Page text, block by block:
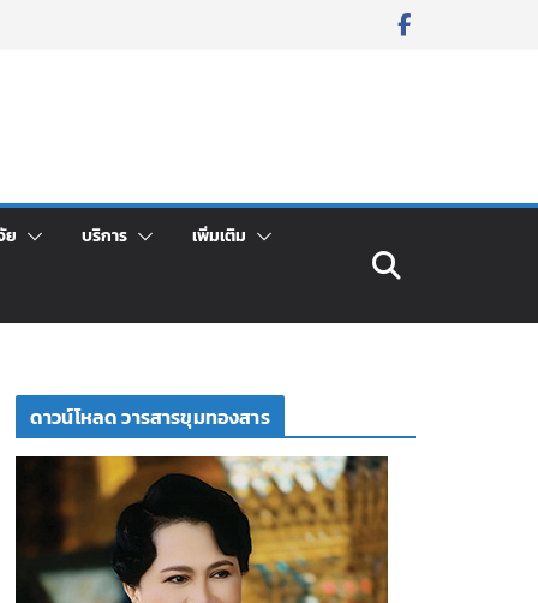
ย บริการ เพิ่มเติม
ดาวน์โหลด วารสารขุมทองสาร